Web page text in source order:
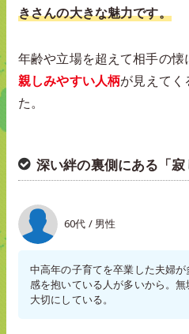
きさんの大きな魅力です。
年齢や立場を超えて相手の
親しみやすい人柄が見えてく
た。
深い絆の裏側にある「寂
60代 / 男性
中高年の子育てを卒業した夫婦
感を抱いている人が多いから。
大切にしている。